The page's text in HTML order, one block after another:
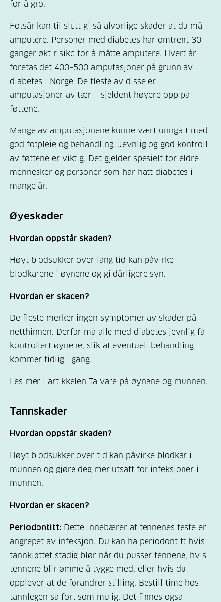
for å gro.
Fotsår kan til slutt gi så alvorlige skader at du må
amputere. Personer med diabetes har omtrent 30
ganger økt risiko for å måtte amputere. Hvert år
foretas det 400–500 amputasjoner på grunn av
diabetes i Norge. De fleste av disse er
amputasjoner av tær – sjeldent høyere opp på
føttene.
Mange av amputasjonene kunne vært unngått med
god fotpleie og behandling. Jevnlig og god kontroll
av føttene er viktig. Det gjelder spesielt for eldre
mennesker og personer som har hatt diabetes i
mange år.
Øyeskader
Hvordan oppstår skaden?
Høyt blodsukker over lang tid kan påvirke
blodkarene i øynene og gi dårligere syn.
Hvordan er skaden?
De fleste merker ingen symptomer av skader på
netthinnen. Derfor må alle med diabetes jevnlig få
kontrollert øynene, slik at eventuell behandling
kommer tidlig i gang.
Les mer i artikkelen Ta vare på øynene og munnen.
Tannskader
Hvordan oppstår skaden?
Høyt blodsukker over tid kan påvirke blodkar i
munnen og gjøre deg mer utsatt for infeksjoner i
munnen.
Hvordan er skaden?
Periodontitt: Dette innebærer at tennenes feste er
angrepet av infeksjon. Du kan ha periodontitt hvis
tannkjøttet stadig blør når du pusser tennene, hvis
tennene blir ømme å tygge med, eller hvis du
opplever at de forandrer stilling. Bestill time hos
tannlegen så fort som mulig. Det finnes også